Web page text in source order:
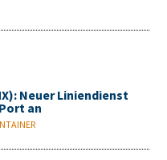
Neuer Liniendienst
an